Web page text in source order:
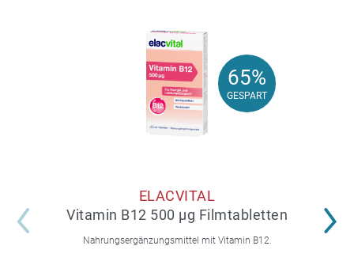
65%
GESPART
65%
GESPART
ELACVITAL
Vitamin B12 500 µg Filmtabletten
Nahrungsergänzungsmittel mit Vitamin B12.